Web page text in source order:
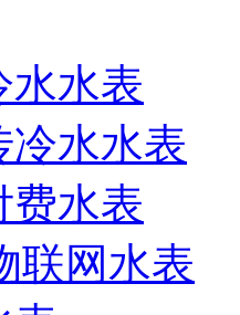
水水表
冷水水表
费水表
联网水表